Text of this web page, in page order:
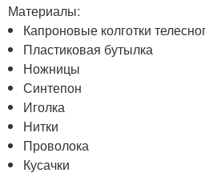
Материалы:
Капроновые колготки
Пластиковая бутылка
Ножницы
Синтепон
Иголка
Нитки
Проволока
Кусачки